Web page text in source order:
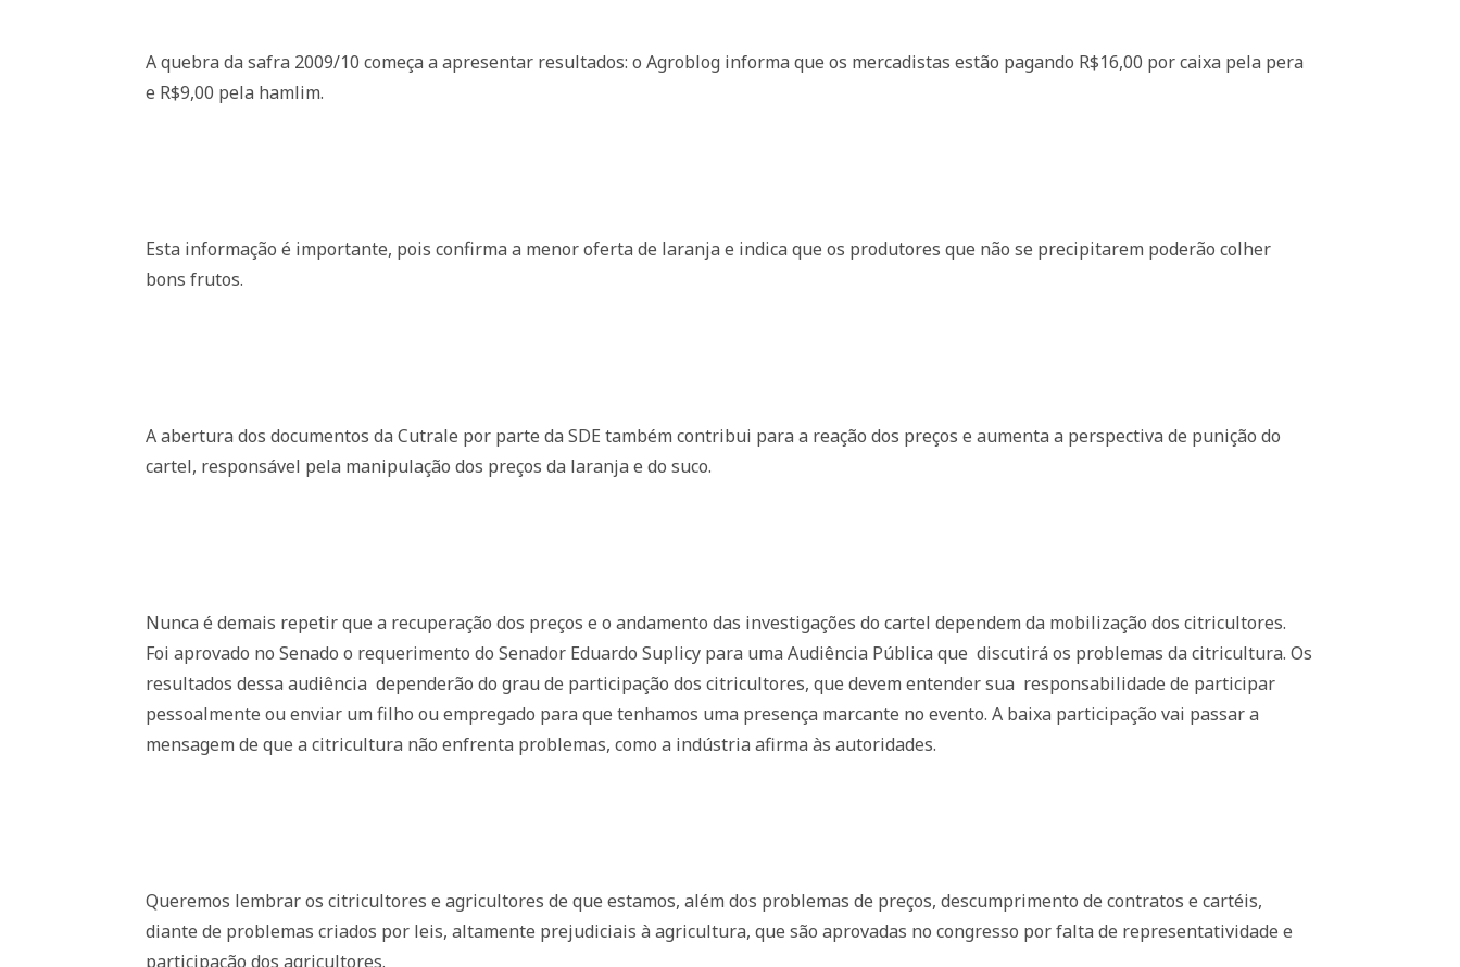
A quebra da safra 2009/10 começa a apresentar resultados: o Agroblog informa que os mercadistas estão pagando R$16,00 por caixa pela pera
e R$9,00 pela hamlim.
Esta informação é importante, pois confirma a menor oferta de laranja e indica que os produtores que não se precipitarem poderão colher
bons frutos.
A abertura dos documentos da Cutrale por parte da SDE também contribui para a reação dos preços e aumenta a perspectiva de punição do
cartel, responsável pela manipulação dos preços da laranja e do suco.
Nunca é demais repetir que a recuperação dos preços e o andamento das investigações do cartel dependem da mobilização dos citricultores.
Foi aprovado no Senado o requerimento do Senador Eduardo Suplicy para uma Audiência Pública que discutirá os problemas da citricultura. Os
resultados dessa audiência dependerão do grau de participação dos citricultores, que devem entender sua responsabilidade de participar
pessoalmente ou enviar um filho ou empregado para que tenhamos uma presença marcante no evento. A baixa participação vai passar a
mensagem de que a citricultura não enfrenta problemas, como a indústria afirma às autoridades.
Queremos lembrar os citricultores e agricultores de que estamos, além dos problemas de preços, descumprimento de contratos e cartéis,
diante de problemas criados por leis, altamente prejudiciais à agricultura, que são aprovadas no congresso por falta de representatividade e
participação dos agricultores.